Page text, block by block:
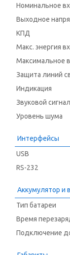
Номинальное
Выходное
КПД
Макс. энергия
Максимальное
Защита линий
Индикация
Звуковой сигнал
Уровень шума
Интерфейсы
USB
RS-232
Аккумулятор и
Тип батареи
Время
Подключение